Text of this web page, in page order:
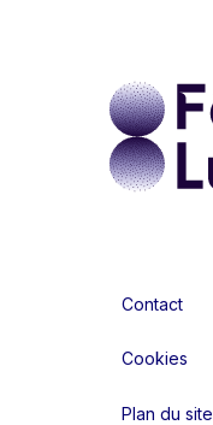
Contact
Cookies
Plan du site